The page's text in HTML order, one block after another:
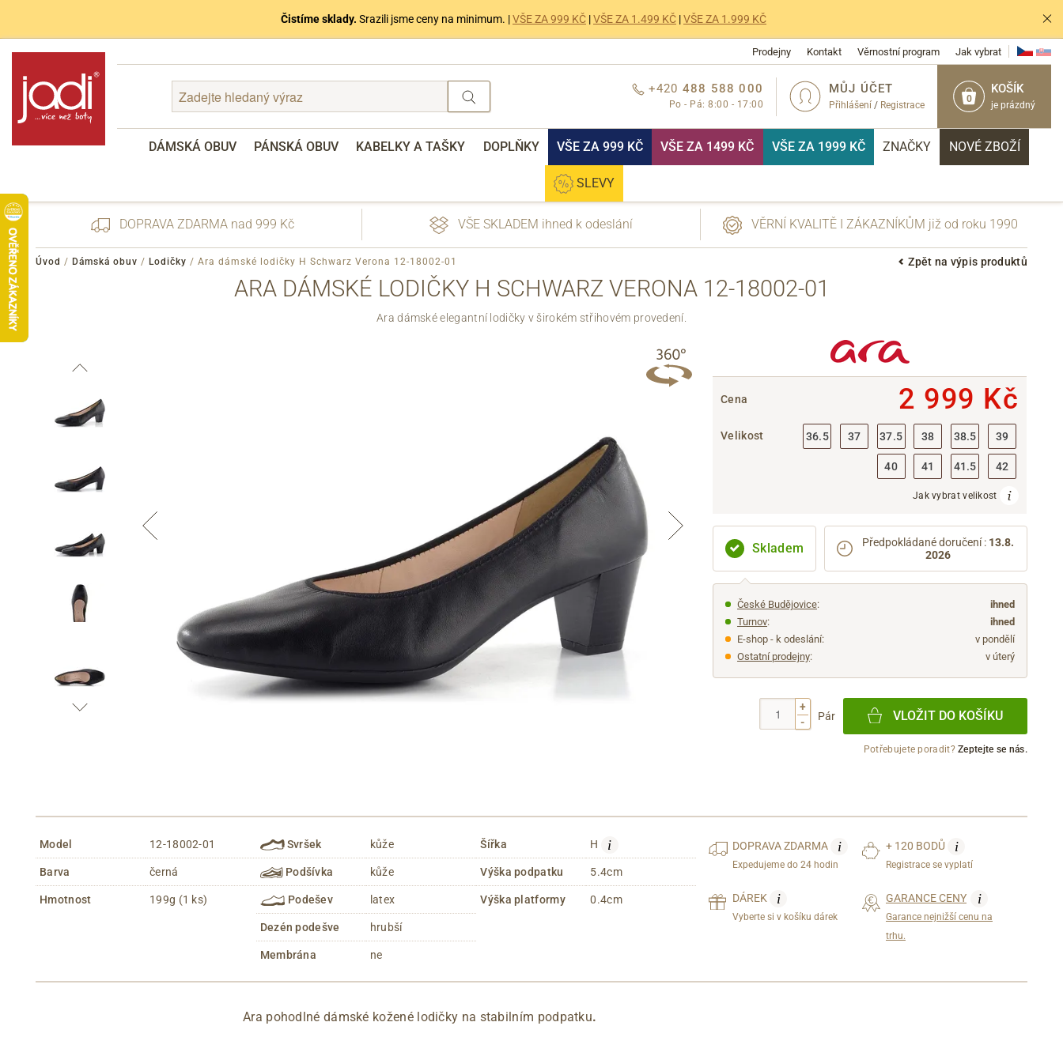
Čistíme sklady. Srazili jsme ceny na minimum. |VŠE ZA 999 KČ |VŠE ZA 1.499 KČ |VŠE ZA 1.999 KČ
Prodejny Kontakt Věrnostní program Jak vybrat
0
KOŠÍK
je prázdný
MŮJ ÚČET
Přihlášení / Registrace
+420 488 588 000
Po - Pá: 8:00 - 17:00
DÁMSKÁ OBUV PÁNSKÁ OBUV KABELKY A TAŠKY DOPLŇKY VŠE ZA 999 KČ VŠE ZA 1499 KČ VŠE ZA 1999 KČ ZNAČKY NOVÉ ZBOŽÍ
SLEVY
Přes Seznam
Přes Google
Informace o
DOPRAVA ZDARMA nad 999 Kč VŠE SKLADEM ihned k odeslání VĚRNÍ KVALITĚ I ZÁKAZNÍKŮM již od roku 1990
Zpět na výpis produktů
Úvod / Dámská obuv / Lodičky / Ara dámské lodičky H Schwarz Verona 12-18002-01
ARA DÁMSKÉ LODIČKY H SCHWARZ VERONA 12-18002-01
Ara dámské elegantní lodičky v širokém střihovém provedení.
Cena 2 999 Kč
Velikost 36.5 37 37.5 38 38.5 39
40 41 41.5 42
Jak vybrat velikost
Skladem Předpokládané doručení : 13.8.
2026
České Budějovice:
ihned
Turnov:
ihned
E-shop - k odeslání:
v pondělí
Ostatní prodejny: v úterý
+
-
Pár VLOŽIT DO KOŠÍKU
Potřebujete poradit?Zeptejte se nás.
Model 12-18002-01
Barva černá
Hmotnost 199g (1 ks)
Svršek kůže
Podšívka kůže
Podešev latex
Dezén podešve hrubší
Membrána ne
Šířka H i
Výška podpatku 5.4cm
Výška platformy 0.4cm
DOPRAVAZDARMA i
Expedujeme do 24 hodin
+ 120 BODŮ i
Registrace se vyplatí
DÁREK i
Vyberte si v košíku dárek
GARANCE CENY i
Garance nejnižší cenu na
trhu.
Ara pohodlné dámské kožené lodičky na stabilním podpatku.